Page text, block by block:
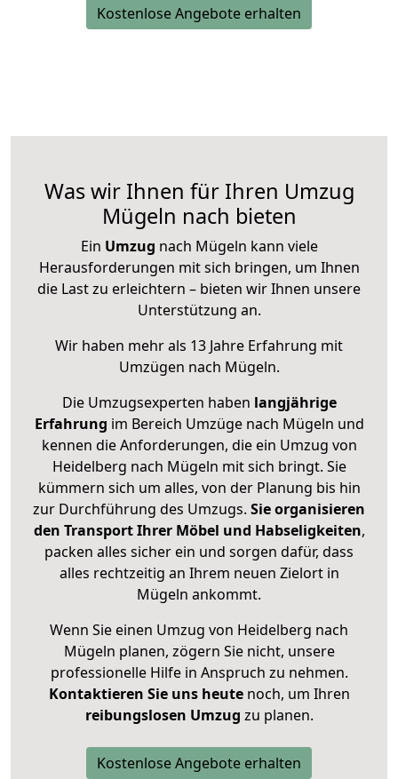
Kostenlose Angebote erhalten
Was wir Ihnen für Ihren Umzug
Mügeln nach bieten
Ein Umzug nach Mügeln kann viele
Herausforderungen mit sich bringen, um Ihnen
die Last zu erleichtern – bieten wir Ihnen unsere
Unterstützung an.
Wir haben mehr als 13 Jahre Erfahrung mit
Umzügen nach Mügeln.
Die Umzugsexperten haben langjährige
Erfahrung im Bereich Umzüge nach Mügeln und
kennen die Anforderungen, die ein Umzug von
Heidelberg nach Mügeln mit sich bringt. Sie
kümmern sich um alles, von der Planung bis hin
zur Durchführung des Umzugs. Sie organisieren
den Transport Ihrer Möbel und Habseligkeiten,
packen alles sicher ein und sorgen dafür, dass
alles rechtzeitig an Ihrem neuen Zielort in
Mügeln ankommt.
Wenn Sie einen Umzug von Heidelberg nach
Mügeln planen, zögern Sie nicht, unsere
professionelle Hilfe in Anspruch zu nehmen.
Kontaktieren Sie uns heutenoch, um Ihren
reibungslosen Umzug zu planen.
Kostenlose Angebote erhalten